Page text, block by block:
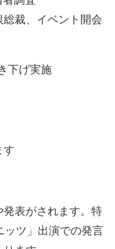
裁、イベント開会
下げ実施
す
表がされます。特
ッツ」出演での発言